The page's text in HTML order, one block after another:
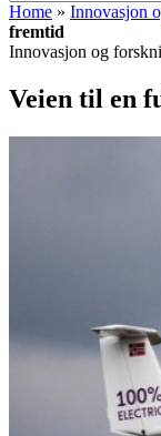
Home » Innovasjon
fremtid
Innovasjon og
Veien til en